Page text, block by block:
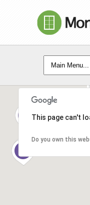
This page can't
Do you own this